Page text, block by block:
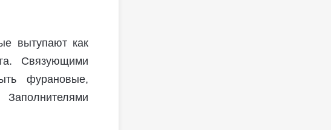
вытупают как
Связующими
фурановые,